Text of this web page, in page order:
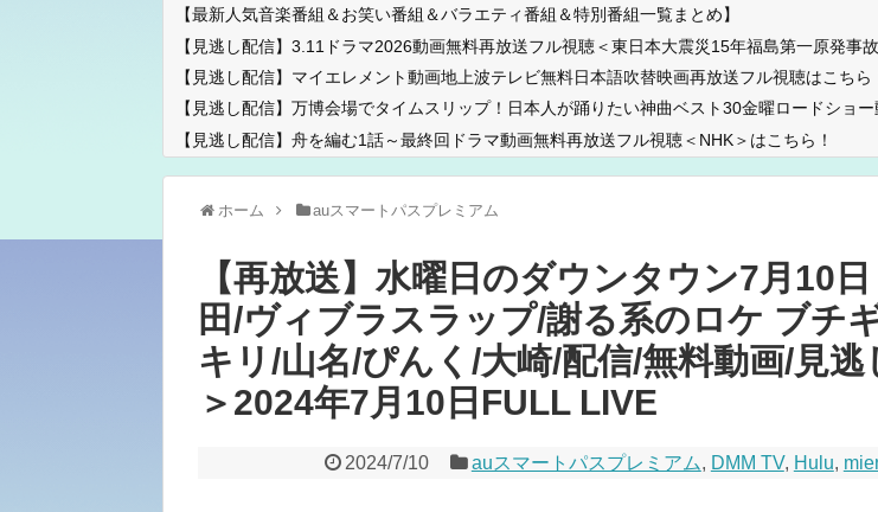
【最新人気音楽番組＆お笑い番組＆バラエティ番組＆特別番組一覧まとめ】
【見逃し配信】3.11ドラマ2026動画無料再放送フル視聴＜東日本大震災15年福島第一原発事
【見逃し配信】マイエレメント動画地上波テレビ無料日本語吹替映画再放送フル視聴はこちら
【見逃し配信】万博会場でタイムスリップ！日本人が踊りたい神曲ベスト30金曜ロードショ
【見逃し配信】舟を編む1話～最終回ドラマ動画無料再放送フル視聴＜NHK＞はこちら！
ホーム auスマートパスプレミアム
【再放送】水曜日のダウンタウン7月10
田/ヴィブラスラップ/謝る系のロケ ブチ
キリ/山名/ぴんく/大崎/配信/無料動画/見逃
＞2024年7月10日FULL LIVE
2024/7/10 auスマートパスプレミアム, DMM TV, Hulu,